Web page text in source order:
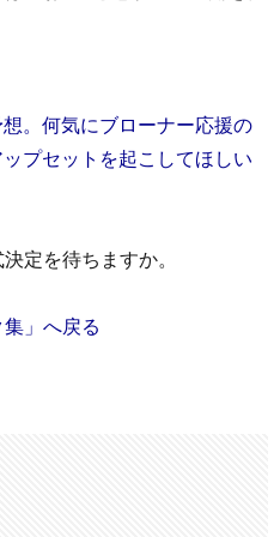
想。何気にブローナー応援の
プセットを起こしてほしい
定を待ちますか。
集」へ戻る